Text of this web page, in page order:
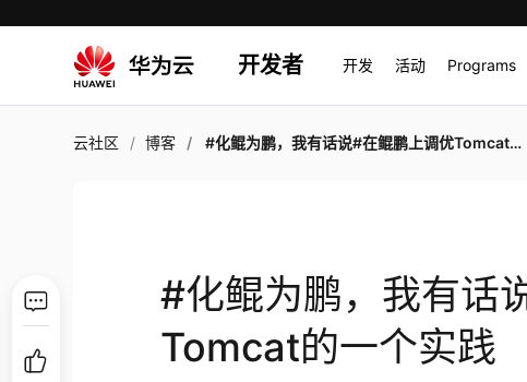
开发者 开发 活动 Programs
云社区 博客 #化鲲为鹏，我有话说#在鲲鹏上调优Tomcat的一个实践
#化鲲为鹏，我有话
Tomcat的一个实践